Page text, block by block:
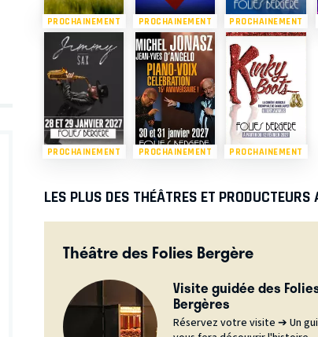
PROCHAINEMENT PROCHAINEMENT PROCHAINEMENT
PROCHAINEMENT PROCHAINEMENT PROCHAINEMENT
LES PLUS DES THÉÂTRES ET PRODUCTEURS
Théâtre des Folies Bergère
Visite guidée des
Bergères
Réservez votre visite ➔ Un